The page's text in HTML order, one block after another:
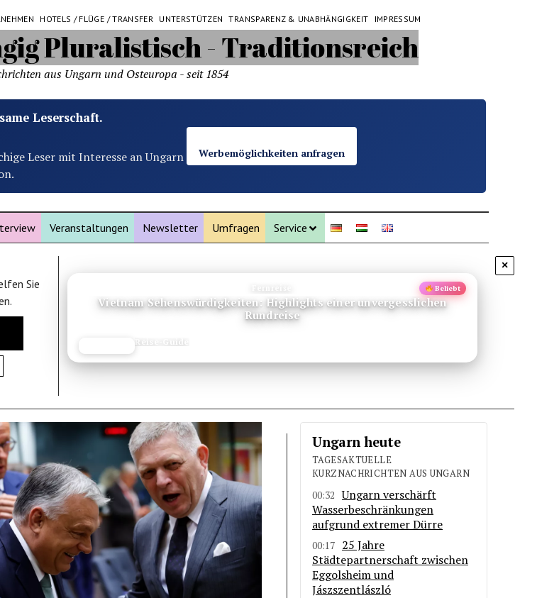
HOTELS / FLÜGE / TRANSFER UNTERSTÜTZEN TRANSPARENZ & UNABHÄNGIGKEIT IMPRESSUM
aus Ungarn und Osteuropa - seit 1854
Leserschaft.
Leser mit Interesse an Ungarn
Werbemöglichkeiten anfragen
Veranstaltungen Newsletter Umfragen Service
×
Sie
Beliebt
Vietnam Sehenswürdigkeiten: Highlights einer unvergesslichen
Rundreise
Reise-Guide
Ungarn heute
TAGESAKTUELLE
KURZNACHRICHTEN AUS UNGARN
00:32
Ungarn verschärft
Wasserbeschränkungen
aufgrund extremer Dürre
00:17
25 Jahre
Städtepartnerschaft zwischen
Eggolsheim und
Jászszentlászló